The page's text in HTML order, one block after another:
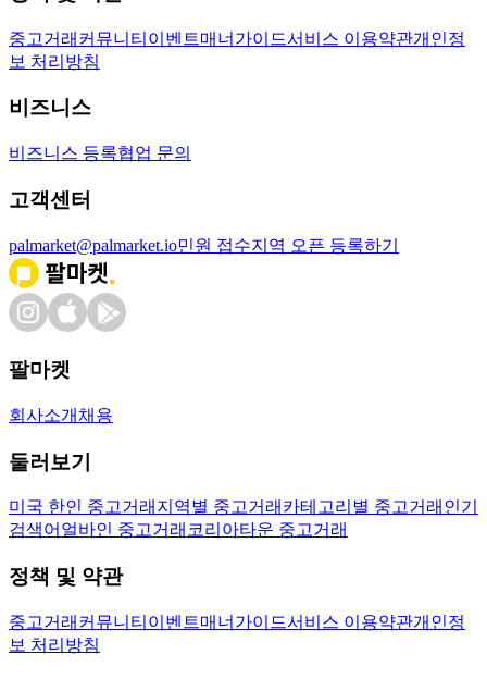
중고거래 커뮤니티 이벤트매너가이드서비스 이용약관개인정
보 처리방침
비즈니스
비즈니스 등록협업 문의
고객센터
palmarket@palmarket.io민원 접수지역 오픈 등록하기
팔마켓
회사소개 채용
둘러보기
미국 한인 중고거래 지역별 중고거래 카테고리별 중고거래 인기
검색어 얼바인 중고거래 코리아타운 중고거래
정책 및 약관
중고거래 커뮤니티 이벤트매너가이드서비스 이용약관개인정
보 처리방침